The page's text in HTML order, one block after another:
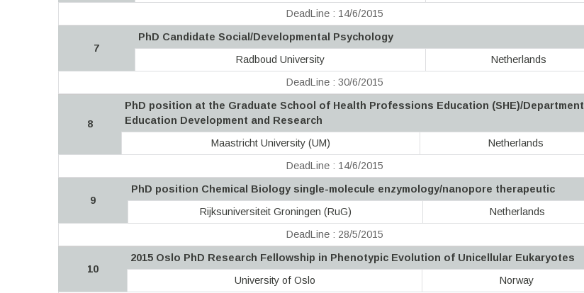
DeadLine : 14/6/2015
7
PhD Candidate Social/Developmental Psychology
Radboud University
Netherlands
DeadLine : 30/6/2015
8
PhD position at the Graduate School of Health Professions Education (SHE)/Department
Education Development and Research
Maastricht University (UM)
Netherlands
DeadLine : 14/6/2015
9
PhD position Chemical Biology single-molecule enzymology/nanopore therapeutic
Rijksuniversiteit Groningen (RuG)
Netherlands
DeadLine : 28/5/2015
10
2015 Oslo PhD Research Fellowship in Phenotypic Evolution of Unicellular Eukaryotes
University of Oslo
Norway